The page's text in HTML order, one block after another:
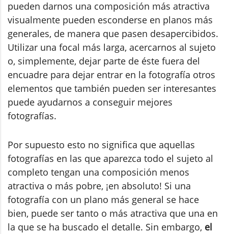
pueden darnos una composición más atractiva
visualmente pueden esconderse en planos más
generales, de manera que pasen desapercibidos.
Utilizar una focal más larga, acercarnos al sujeto
o, simplemente, dejar parte de éste fuera del
encuadre para dejar entrar en la fotografía otros
elementos que también pueden ser interesantes
puede ayudarnos a conseguir mejores
fotografías.
Por supuesto esto no significa que aquellas
fotografías en las que aparezca todo el sujeto al
completo tengan una composición menos
atractiva o más pobre, ¡en absoluto! Si una
fotografía con un plano más general se hace
bien, puede ser tanto o más atractiva que una en
la que se ha buscado el detalle. Sin embargo, el